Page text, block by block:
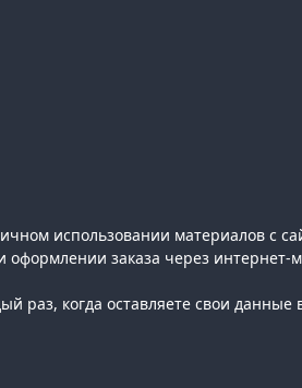
использовании материалов с
заказа через интернет-
раз, когда оставляете свои